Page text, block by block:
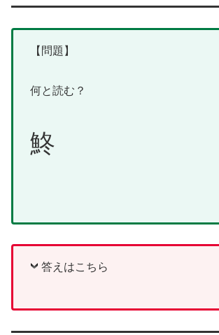
【問題】
何と読む？
鮗
答えはこちら